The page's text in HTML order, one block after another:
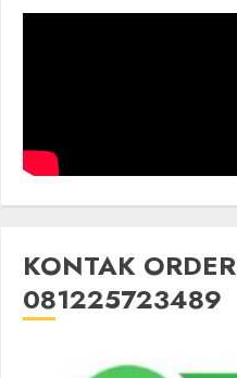
KONTAK ORDER
081225723489